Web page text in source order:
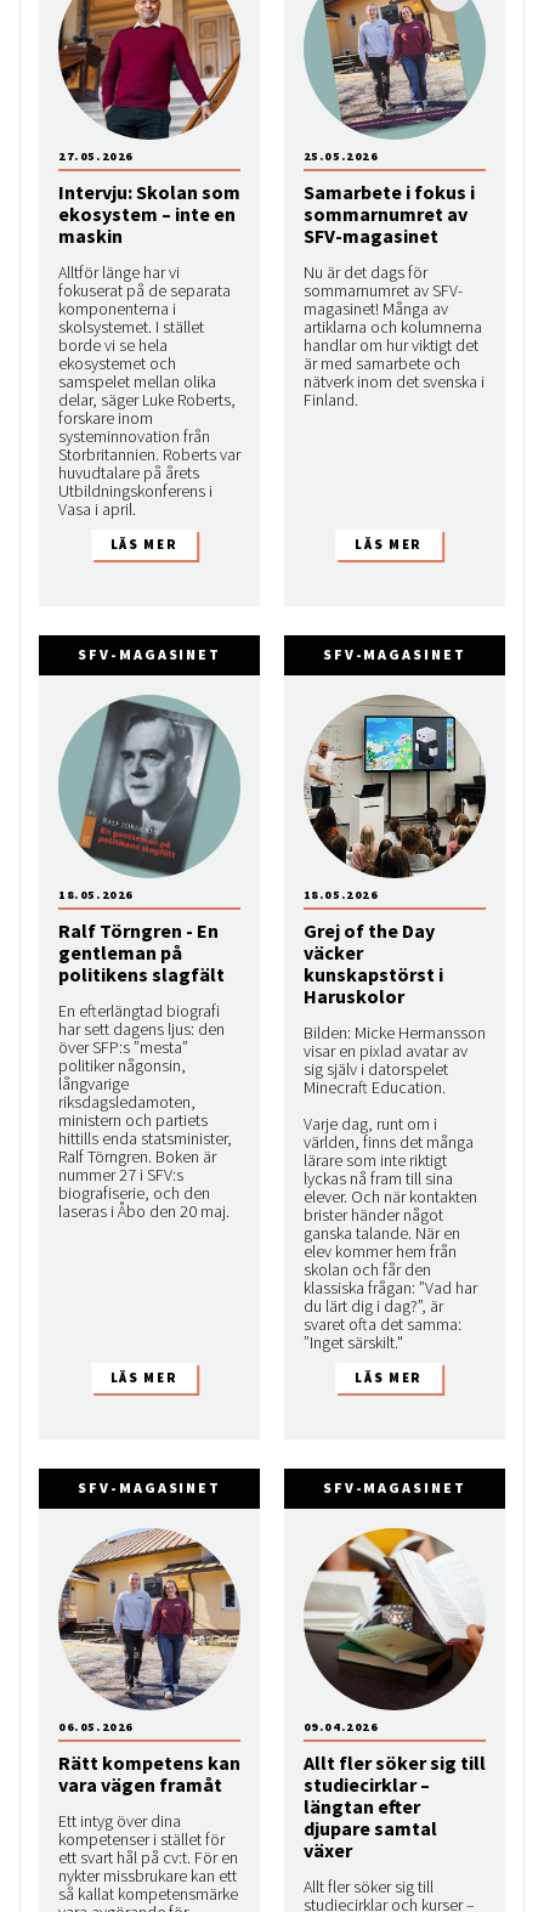
Intervju: Skolan som
ekosystem – inte en
maskin
Alltför länge har vi
fokuserat på de separata
komponenterna i
skolsystemet. I stället
borde vi se hela
ekosystemet och
samspelet mellan olika
delar, säger Luke Roberts,
forskare inom
systeminnovation från
Storbritannien. Roberts var
huvudtalare på årets
Utbildningskonferens i
Vasa i april.
27.05.2026
Samarbete i fokus i
sommarnumret av
SFV-magasinet
Nu är det dags för
sommarnumret av SFV-
magasinet! Många av
artiklarna och kolumnerna
handlar om hur viktigt det
är med samarbete och
nätverk inom det svenska i
Finland.
25.05.2026
SFV-MAGASINET
Ralf Törngren - En
gentleman på
politikens slagfält
En efterlängtad biografi
har sett dagens ljus: den
över SFP:s ”mesta”
politiker någonsin,
långvarige
riksdagsledamoten,
ministern och partiets
hittills enda statsminister,
Ralf Törngren. Boken är
nummer 27 i SFV:s
biografiserie, och den
laseras i Åbo den 20 maj.
18.05.2026
SFV-MAGASINET
Grej of the Day
väcker
kunskapstörst i
Haruskolor
Bilden: Micke Hermansson
visar en pixlad avatar av
sig själv i datorspelet
Minecraft Education.
Varje dag, runt om i
världen, finns det många
lärare som inte riktigt
lyckas nå fram till sina
elever. Och när kontakten
brister händer något
ganska talande. När en
elev kommer hem från
skolan och får den
klassiska frågan: ”Vad har
du lärt dig i dag?”, är
svaret ofta det samma:
”Inget särskilt."
18.05.2026
SFV-MAGASINET
Rätt kompetens kan
vara vägen framåt
Ett intyg över dina
kompetenser i stället för
ett svart hål på cv:t. För en
nykter missbrukare kan ett
så kallat kompetensmärke
06.05.2026
SFV-MAGASINET
Allt fler söker sig till
studiecirklar –
längtan efter
djupare samtal
växer
Allt fler söker sig till
studiecirklar och kurser –
09.04.2026